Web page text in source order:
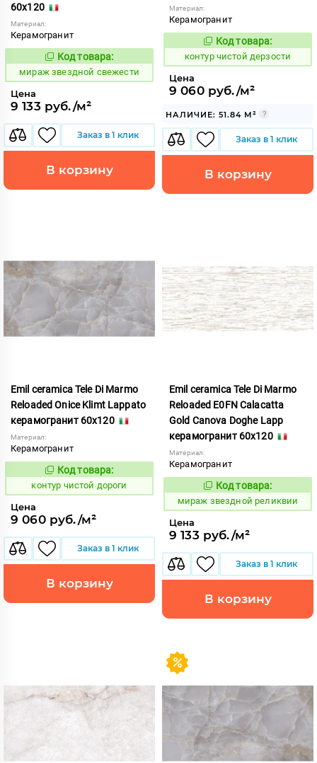
60x120
Материал:
Керамогранит
988083
Код товара:
мираж звездной свежести
Цена
9 133 руб./м²
Заказ в 1 клик
В корзину
Материал:
Керамогранит
764520
Код товара:
контур чистой дерзости
Цена
9 060 руб./м²
НАЛИЧИЕ: 51.84 М²
Заказ в 1 клик
В корзину
Emil ceramica Tele Di Marmo
Reloaded Onice Klimt Lappato
керамогранит 60x120
Материал:
Керамогранит
764522
Код товара:
контур чистой дороги
Цена
9 060 руб./м²
Заказ в 1 клик
В корзину
Emil ceramica Tele Di Marmo
Reloaded E0FN Calacatta
Gold Canova Doghe Lapp
керамогранит 60x120
Материал:
Керамогранит
988080
Код товара:
мираж звездной реликвии
Цена
9 133 руб./м²
Заказ в 1 клик
В корзину